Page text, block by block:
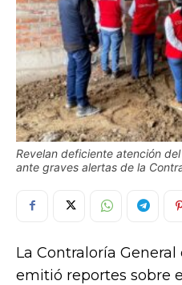
Revelan deficiente atención
ante graves alertas de la
La Contraloría
emitió reportes sobre